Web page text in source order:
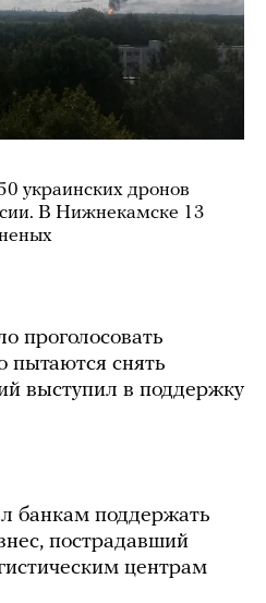
украинских дронов
В Нижнекамске 13
проголосовать
пытаются снять
выступил в поддержку
банкам поддержать
пострадавший
центрам